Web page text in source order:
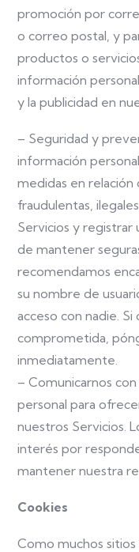
promoción por
o correo postal, y
productos o
información
y la publicidad en
– Seguridad y
información
medidas en relación
fraudulentas,
Servicios y registrar
de mantener
recomendamos
su nombre de
acceso con nadie.
comprometida,
inmediatamente.
– Comunicarnos
personal para
nuestros Servicios.
interés por
mantener nuestra
Cookies
Como muchos